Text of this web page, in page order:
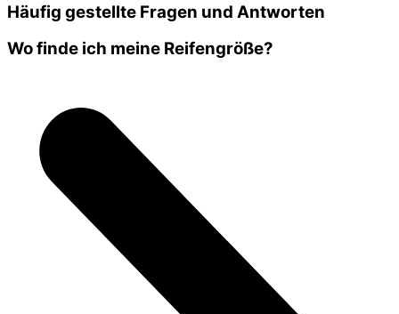
Häufig gestellte Fragen und Antworten
Wo finde ich meine Reifengröße?